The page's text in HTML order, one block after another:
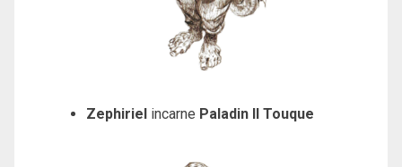
Zephiriel incarne Paladin II Touque